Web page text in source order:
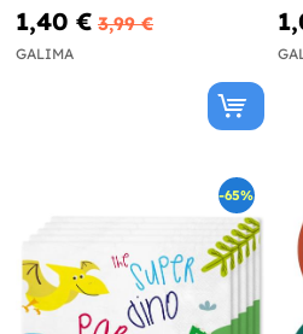
1,40 € 3,99 €
GALIMA
-65%